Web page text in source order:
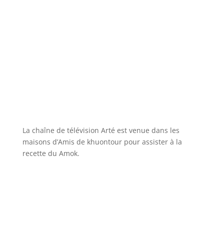
La chaîne de télévision Arté est venue dans les
maisons d’Amis de khuontour pour assister à la
recette du Amok.